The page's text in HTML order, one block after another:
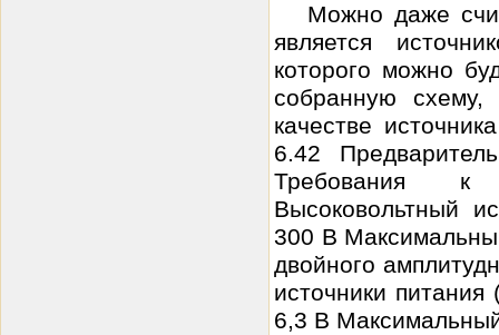
Можно даже
является
которого можно
собранную
качестве
6.42
Требования к
Высоковольтный
300 В
двойного
источники
6,3 В